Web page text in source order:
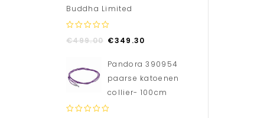
Buddha Limited
out
€499.00 €349.30
Pandora 390954
paarse katoenen
collier- 100cm